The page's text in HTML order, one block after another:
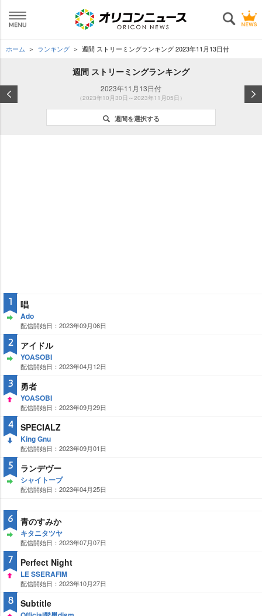
ホーム ランキング 週間 ストリーミングランキング 2023年11月13日付
週間 ストリーミングランキング
2023年11月13日付
（2023年10月30日～2023年11月05日）
週間を選択する
1
AY
唱
Ado
配信開始日：2023年09月06日
2
AY
アイドル
YOASOBI
配信開始日：2023年04月12日
3 勇者
YOASOBI
配信開始日：2023年09月29日
4
WN
SPECIALZ
King Gnu
配信開始日：2023年09月01日
5 ランデヴー
シャイトープ
配信開始日：2023年04月25日
6
AY
青のすみか
キタニタツヤ
配信開始日：2023年07月07日
7 Perfect Night
LE SSERAFIM
配信開始日：2023年10月27日
8 Subtitle